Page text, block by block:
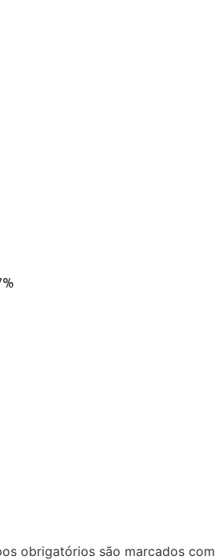
obrigatórios são marcados com